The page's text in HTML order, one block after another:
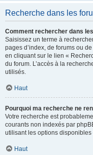
Recherche dans les
Comment rechercher dans
Saisissez un terme à
pages d’index, de forums ou
en cliquant sur le lien «
du forum. L’accès à la
utilisés.
Haut
Pourquoi ma recherche ne
Votre recherche est
courants non indexés par
utilisant les options
Haut